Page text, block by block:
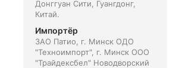
Донггуан Сити, Гуангдонг,
Китай.
Импортёр
ЗАО Патио, г. Минск ОДО
"Техноимпорт", г. Минск ООО
"Трайдексбел" Новодворский